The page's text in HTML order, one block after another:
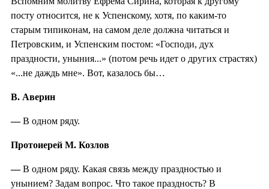
посту относится, не к Успенскому, хотя, по каким-то
старым типиконам, на самом деле должна читаться и
Петровским, и Успенским постом: «Господи, дух
праздности, уныния...» (потом речь идет о других страстях)
«...не даждь мне». Вот, казалось бы…
В. Аверин
—В одном ряду.
Протоиерей М. Козлов
—В одном ряду. Какая связь между праздностью и
унынием? Задам вопрос. Что такое праздность? В